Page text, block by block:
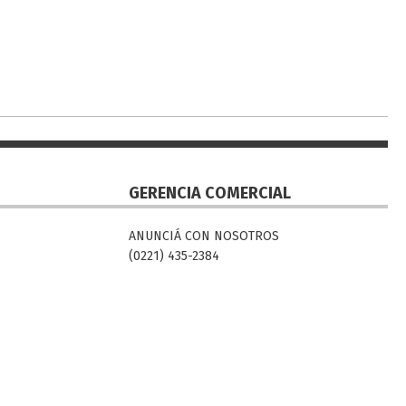
GERENCIA COMERCIAL
ANUNCIÁ CON NOSOTROS
(0221) 435-2384